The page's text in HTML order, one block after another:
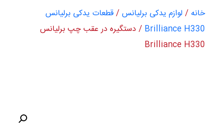
خانه / لوازم یدکی برلیانس/قطعات یدکی برلیانس
Brilliance H330 / دستگیره در عقب چپ برلیانس
Brilliance H330